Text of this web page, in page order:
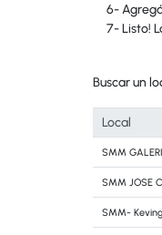
6-
7- Listo!
Buscar un
Local
SMM
SMM JOSE
SMM-